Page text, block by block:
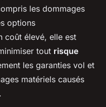
les dommages
options
coût élevé, elle est
tout risque
les garanties vol et
matériels causés